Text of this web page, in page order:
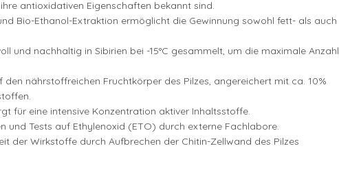
antioxidativen Eigenschaften bekannt sind.
Bio-Ethanol-Extraktion ermöglicht die Gewinnung sowohl fett- als auch
und nachhaltig in Sibirien bei -15°C gesammelt, um die maximale Anzahl
den nährstoffreichen Fruchtkörper des Pilzes, angereichert mit ca. 10%
für eine intensive Konzentration aktiver Inhaltsstoffe.
und Tests auf Ethylenoxid (ETO) durch externe Fachlabore.
der Wirkstoffe durch Aufbrechen der Chitin-Zellwand des Pilzes